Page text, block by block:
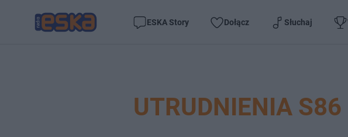
ESKA Story Dołącz Słuchaj
UTRUDNIENIA S86